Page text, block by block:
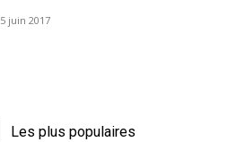
5 juin 2017
Les plus populaires